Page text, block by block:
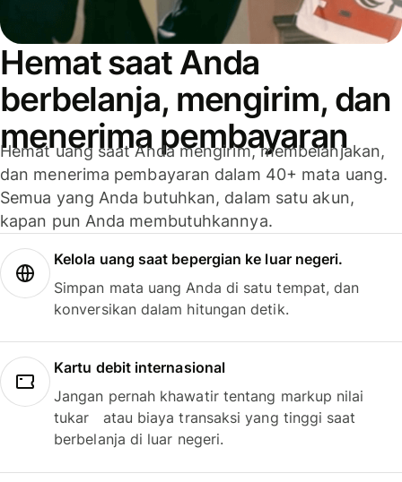
Hemat saat Anda
berbelanja, mengirim, dan
menerima pembayaran
Hemat uang saat Anda mengirim, membelanjakan,
dan menerima pembayaran dalam 40+ mata uang.
Semua yang Anda butuhkan, dalam satu akun,
kapan pun Anda membutuhkannya.
Kelola uang saat bepergian ke luar negeri.
Simpan mata uang Anda di satu tempat, dan
konversikan dalam hitungan detik.
Kartu debit internasional
Jangan pernah khawatir tentang markup nilai
tukar atau biaya transaksi yang tinggi saat
berbelanja di luar negeri.